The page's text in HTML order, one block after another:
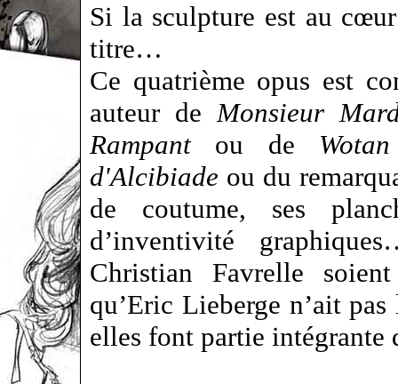
Si la sculpture est au
titre…
Ce quatrième opus est
auteur deMonsieur
Rampantou de Wotan
d'Alcibiade ou du
de coutume, ses
d’inventivité
Christian Favrelle
qu’Eric Lieberge n’ait
elles font partie intégrante